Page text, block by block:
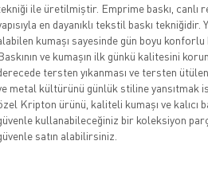
ile üretilmiştir. Emprime baskı, canlı
en dayanıklı tekstil baskı
kumaşı sayesinde gün boyu konforlu
ve kumaşın ilk günkü kalitesini
tersten yıkanması ve tersten
metal kültürünü günlük stiline yansıtmak
Kripton ürünü, kaliteli kumaşı ve kalıcı
kullanabileceğiniz bir koleksiyon
satın alabilirsiniz.